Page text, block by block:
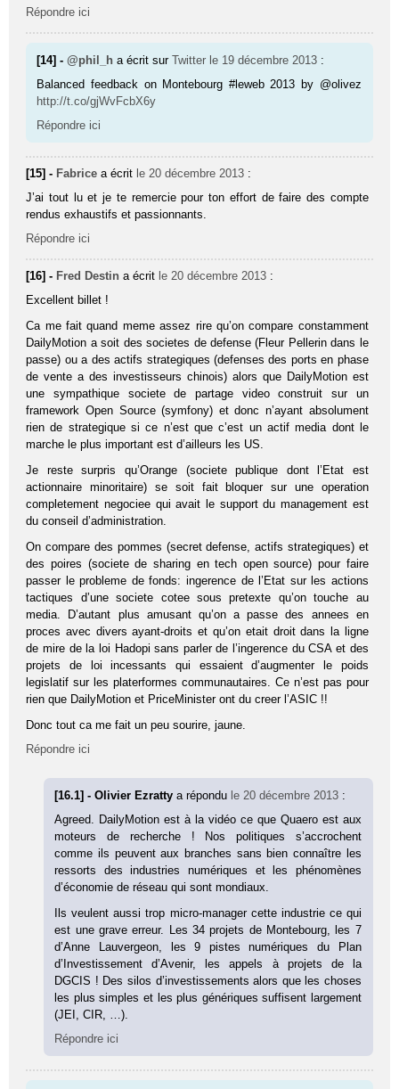
Répondre ici
[14] -@phil_h a écrit surTwitter le 19 décembre 2013 :
Balanced feedback on Montebourg #leweb 2013 by @olivez
http://t.co/gjWvFcbX6y
Répondre ici
[15] - Fabrice a écrit le 20 décembre 2013 :
J’ai tout lu et je te remercie pour ton effort de faire des compte
rendus exhaustifs et passionnants.
Répondre ici
[16] - Fred Destin a écrit le 20 décembre 2013 :
Excellent billet !
Ca me fait quand meme assez rire qu’on compare constamment
DailyMotion a soit des societes de defense (Fleur Pellerin dans le
passe) ou a des actifs strategiques (defenses des ports en phase
de vente a des investisseurs chinois) alors que DailyMotion est
une sympathique societe de partage video construit sur un
framework Open Source (symfony) et donc n’ayant absolument
rien de strategique si ce n’est que c’est un actif media dont le
marche le plus important est d’ailleurs les US.
Je reste surpris qu’Orange (societe publique dont l’Etat est
actionnaire minoritaire) se soit fait bloquer sur une operation
completement negociee qui avait le support du management est
du conseil d’administration.
On compare des pommes (secret defense, actifs strategiques) et
des poires (societe de sharing en tech open source) pour faire
passer le probleme de fonds: ingerence de l’Etat sur les actions
tactiques d’une societe cotee sous pretexte qu’on touche au
media. D’autant plus amusant qu’on a passe des annees en
proces avec divers ayant-droits et qu’on etait droit dans la ligne
de mire de la loi Hadopi sans parler de l’ingerence du CSA et des
projets de loi incessants qui essaient d’augmenter le poids
legislatif sur les platerformes communautaires. Ce n’est pas pour
rien que DailyMotion et PriceMinister ont du creer l’ASIC !!
Donc tout ca me fait un peu sourire, jaune.
Répondre ici
[16.1] - Olivier Ezrattya répondu le 20 décembre 2013 :
Agreed. DailyMotion est à la vidéo ce que Quaero est aux
moteurs de recherche ! Nos politiques s’accrochent
comme ils peuvent aux branches sans bien connaître les
ressorts des industries numériques et les phénomènes
d’économie de réseau qui sont mondiaux.
Ils veulent aussi trop micro-manager cette industrie ce qui
est une grave erreur. Les 34 projets de Montebourg, les 7
d’Anne Lauvergeon, les 9 pistes numériques du Plan
d’Investissement d’Avenir, les appels à projets de la
DGCIS ! Des silos d’investissements alors que les choses
les plus simples et les plus génériques suffisent largement
(JEI, CIR, …).
Répondre ici